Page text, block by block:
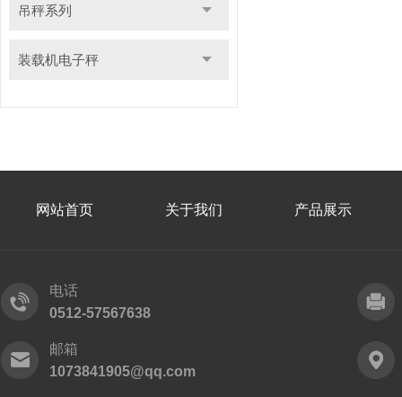
吊秤系列
装载机电子秤
网站首页 关于我们 产品展示
电话
0512-57567638
邮箱
1073841905@qq.com